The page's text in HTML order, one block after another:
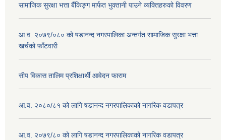
सामाजिक सुरक्षा भत्ता बैंकिङ्ग मार्फत भुक्तानी पाउने व्यक्तिहरुको विवरण
आ.व. २०७९/०८० को षडानन्द नगरपालिका अन्तर्गत सामाजिक सुरक्षा भत्ता
खर्चको फाँटवारी
सीप विकास तालिम प्रशिक्षार्थी आवेदन फाराम
आ.व. २०८०/८१ को लागि षडानन्द नगरपालिकाको नागरिक वडापत्र
आ.व. २०७९/८० को लागि षडानन्द नगरपालिकाको नागरिक वडापत्र